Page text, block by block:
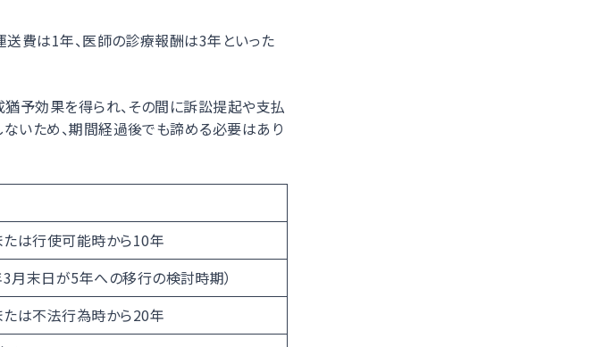
費は1年、医師の診療報酬は3年といった
予効果を得られ、その間に訴訟提起や支払
いため、期間経過後でも諦める必要はあり
たは行使可能時から10年
月末日が5年への移行の検討時期）
たは不法行為時から20年